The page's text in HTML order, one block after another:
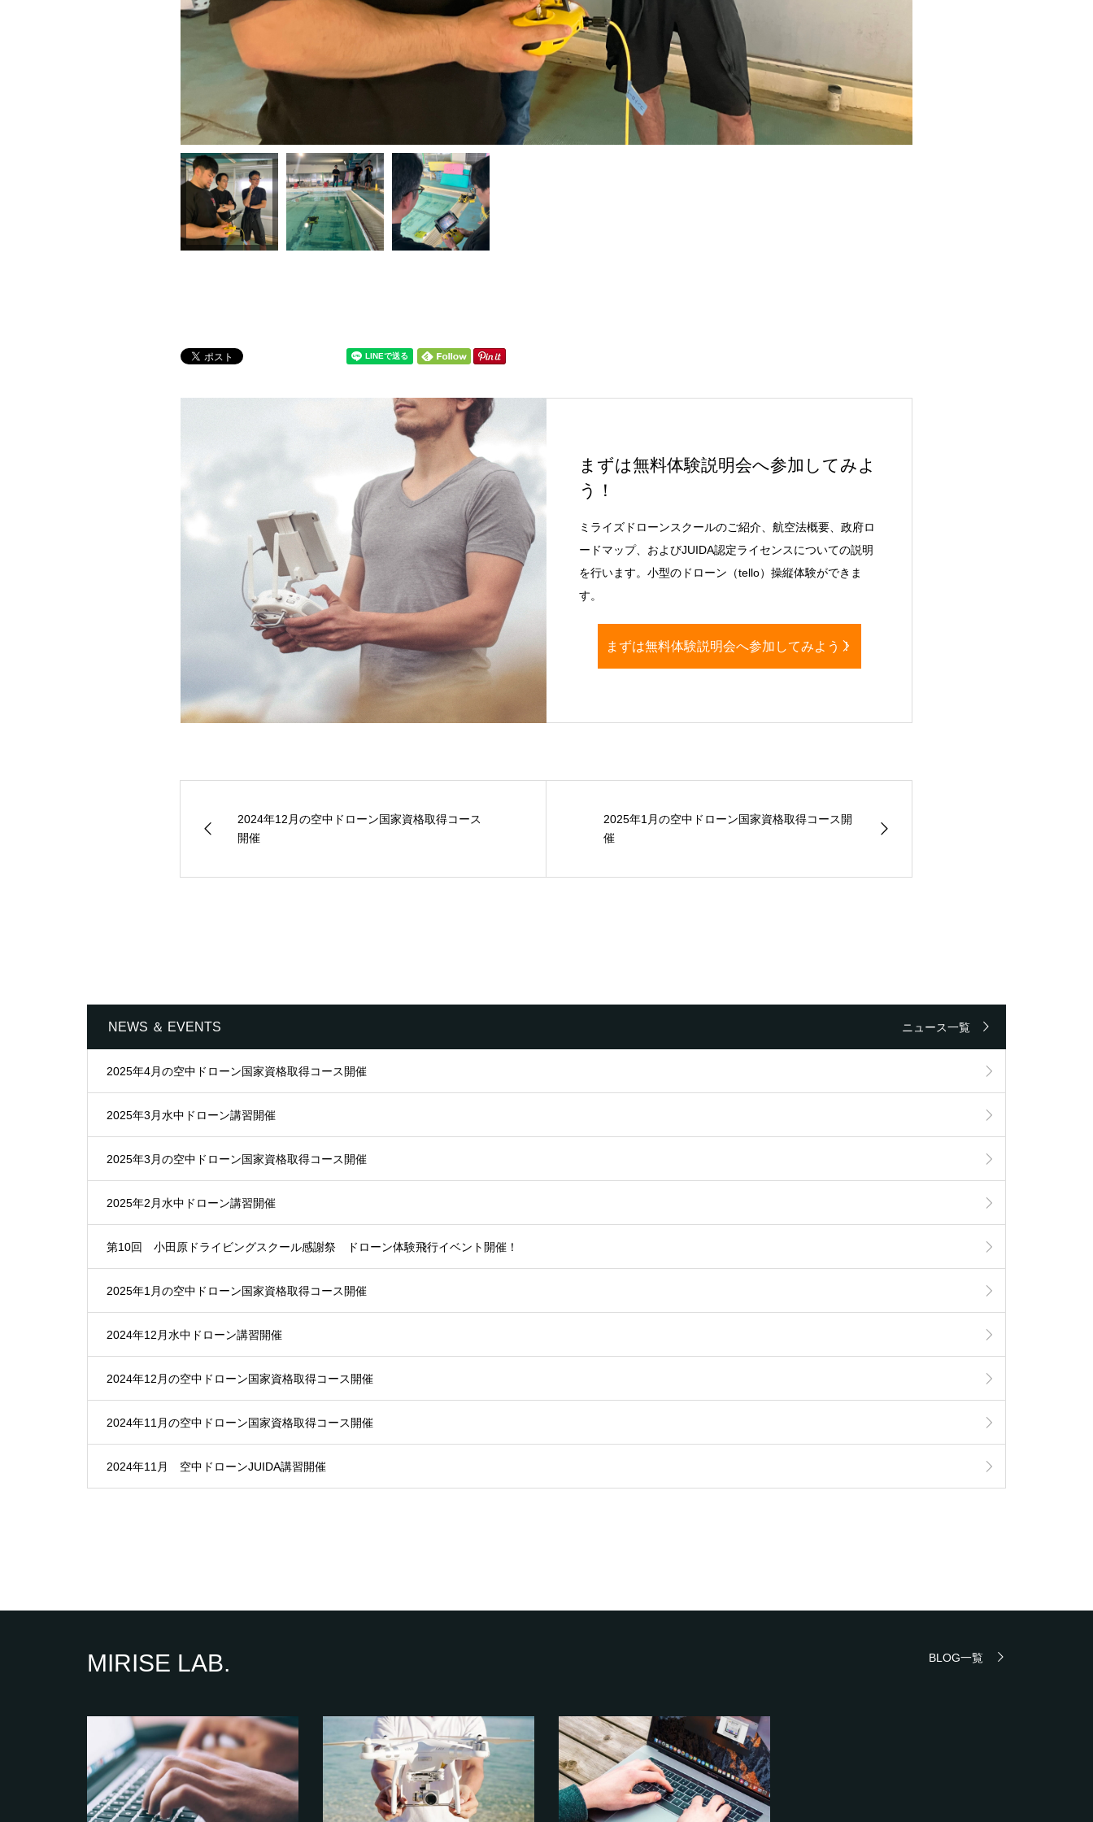
まずは無料体験説明会へ参加してみよ
う！
ミライズドローンスクールのご紹介、航空法概要、政府ロ
ードマップ、およびJUIDA認定ライセンスについての説明
を行います。小型のドローン（tello）操縦体験ができま
す。
まずは無料体験説明会へ参加してみよう！
2024年12月の空中ドローン国家資格取得コース
開催
2025年1月の空中ドローン国家資格取得コース開
催
NEWS ＆ EVENTS ニュース一覧
2025年4月の空中ドローン国家資格取得コース開催
2025年3月水中ドローン講習開催
2025年3月の空中ドローン国家資格取得コース開催
2025年2月水中ドローン講習開催
第10回 小田原ドライビングスクール感謝祭 ドローン体験飛行イベント開催！
2025年1月の空中ドローン国家資格取得コース開催
2024年12月水中ドローン講習開催
2024年12月の空中ドローン国家資格取得コース開催
2024年11月の空中ドローン国家資格取得コース開催
2024年11月 空中ドローンJUIDA講習開催
MIRISE LAB. BLOG一覧